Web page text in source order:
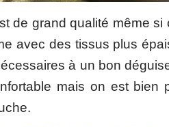
de grand qualité même si
avec des tissus plus
à un bon
mais on est bien